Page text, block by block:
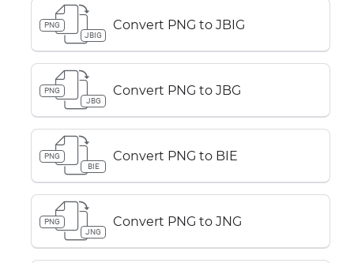
PNG
JBIG
Convert PNG to JBIG
PNG
JBG
Convert PNG to JBG
PNG
BIE
Convert PNG to BIE
PNG
JNG
Convert PNG to JNG